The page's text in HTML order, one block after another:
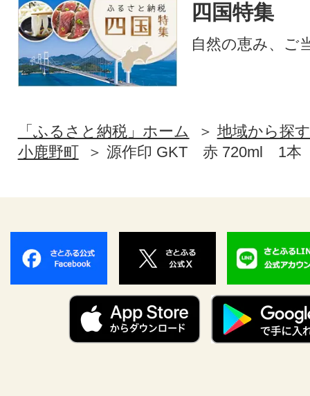
四国特集
自然の恵み、ご
「ふるさと納税」ホーム
地域から探す
小鹿野町
源作印 GKT 赤 720ml 1本